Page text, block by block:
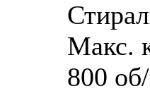
Макс.
800